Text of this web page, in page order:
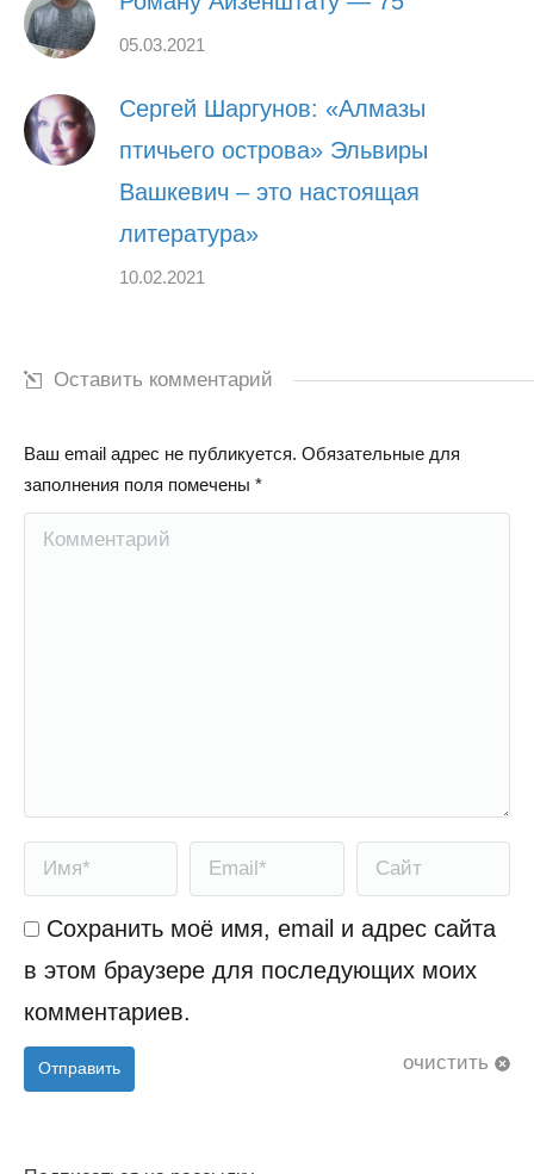
05.03.2021
Сергей Шаргунов: «Алмазы
птичьего острова» Эльвиры
Вашкевич – это настоящая
литература»
10.02.2021
Оставить комментарий
Ваш email адрес не публикуется. Обязательные для
заполнения поля помечены *
Комментарий
Имя * Email * Сайт
Сохранить моё имя, email и адрес сайта
в этом браузере для последующих моих
комментариев.
очистить
Отправить